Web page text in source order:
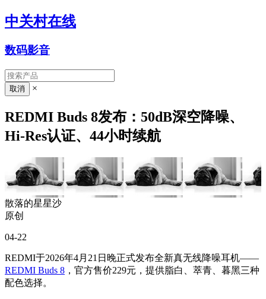
中关村在线
数码影音
×
REDMI Buds 8发布：50dB深空降噪、
Hi-Res认证、44小时续航
散落的星星沙
原创
04-22
REDMI于2026年4月21日晚正式发布全新真无线降噪耳机——
REDMI Buds 8 ，官方售价229元，提供脂白、萃青、暮黑三种
配色选择。